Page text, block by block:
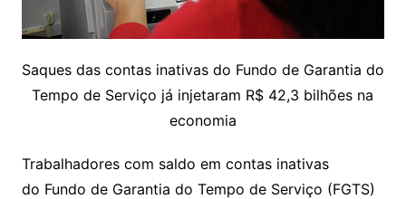
Saques das contas inativas do Fundo de Garantia do
Tempo de Serviço já injetaram R$ 42,3 bilhões na
economia
Trabalhadores com saldo em contas inativas
do Fundo de Garantia do Tempo de Serviço (FGTS)